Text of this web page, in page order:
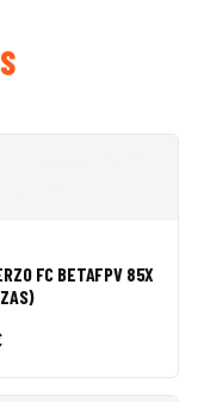
CESTA
FC BETAFPV 85X